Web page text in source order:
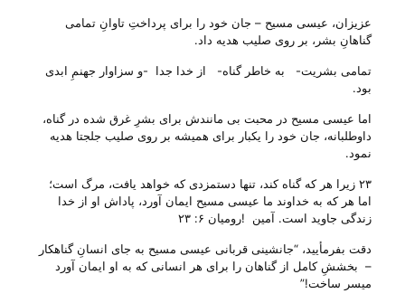
عزیزان، عیسی مسیح – جان خود را برای پرداختِ تاوانِ تمامی
گناهانِ بشر، بر روی صلیب هدیه داد.
تمامی بشریت- به خاطر گناه- از خدا جدا -و سزاوار جهنمِ ابدی
بود.
اما عیسی مسیح در محبت بی‌ مانندش برای بشرِ غرق شده در گناه،
داوطلبانه، جان خود را یکبار برای همیشه بر روی صلیب جلجتا هدیه
نمود.
۲۳ زیرا هر که گناه کند، تنها دستمزدی که خواهد یافت، مرگ است؛
اما هر که به خداوند ما عیسی مسیح ایمان آورد، پاداش او از خدا
زندگی جاوید است. آمین !رومیان ۶: ۲۳
دقت بفرمأیید، “جانشینی قربانی عیسی مسیح به جای انسانِ گناهکار
– بخششِ کامل از گناهان را برای هر انسانی که به او ایمان آورد
میسر ساخت!”